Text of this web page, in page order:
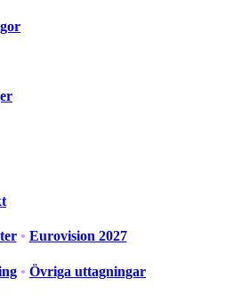
• Eurovision 2027
• Övriga uttagningar